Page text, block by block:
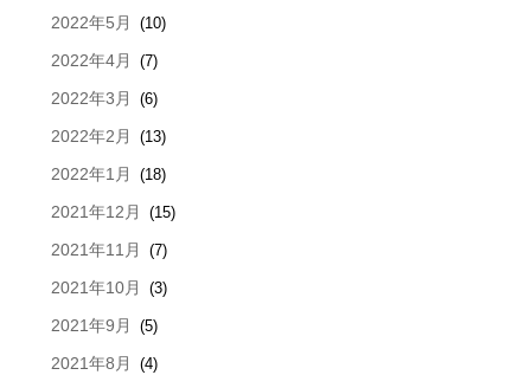
2022年5月 (10)
2022年4月 (7)
2022年3月 (6)
2022年2月 (13)
2022年1月 (18)
2021年12月 (15)
2021年11月 (7)
2021年10月 (3)
2021年9月 (5)
2021年8月 (4)